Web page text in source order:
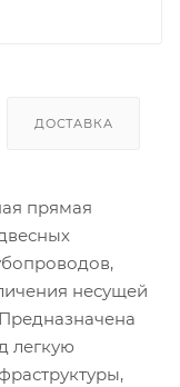
ДОСТАВКА
прямая
несущей
легкую